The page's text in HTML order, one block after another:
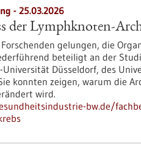
- 25.03.2026
der Lymphknoten-
gelungen, die
beteiligt an der
Düsseldorf, des
konnten zeigen, warum die
wird.
bw.de/